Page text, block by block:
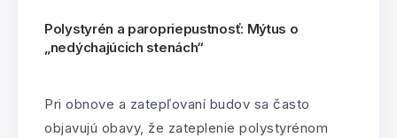
Polystyrén a paropriepustnosť: Mýtus o
„nedýchajúcich stenách“
Pri obnove a zatepľovaní budov sa často
objavujú obavy, že zateplenie polystyrénom